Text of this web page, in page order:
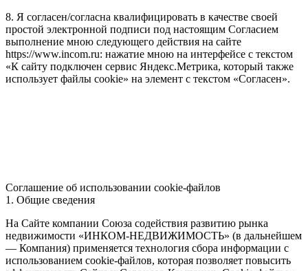
8. Я согласен/согласна квалифицировать в качестве своей
простой электронной подписи под настоящим Согласием
выполнение мною следующего действия на сайте
https://www.incom.ru: нажатие мною на интерфейсе с текстом
«К сайту подключен сервис Яндекс.Метрика, который также
использует файлы cookie» на элемент с текстом «Согласен».
Соглашение об использовании cookie-файлов
1. Общие сведения
На Сайте компании Союза содействия развитию рынка
недвижимости «ИНКОМ-НЕДВИЖИМОСТЬ» (в дальнейшем
— Компания) применяется технология сбора информации с
использованием cookie-файлов, которая позволяет повысить